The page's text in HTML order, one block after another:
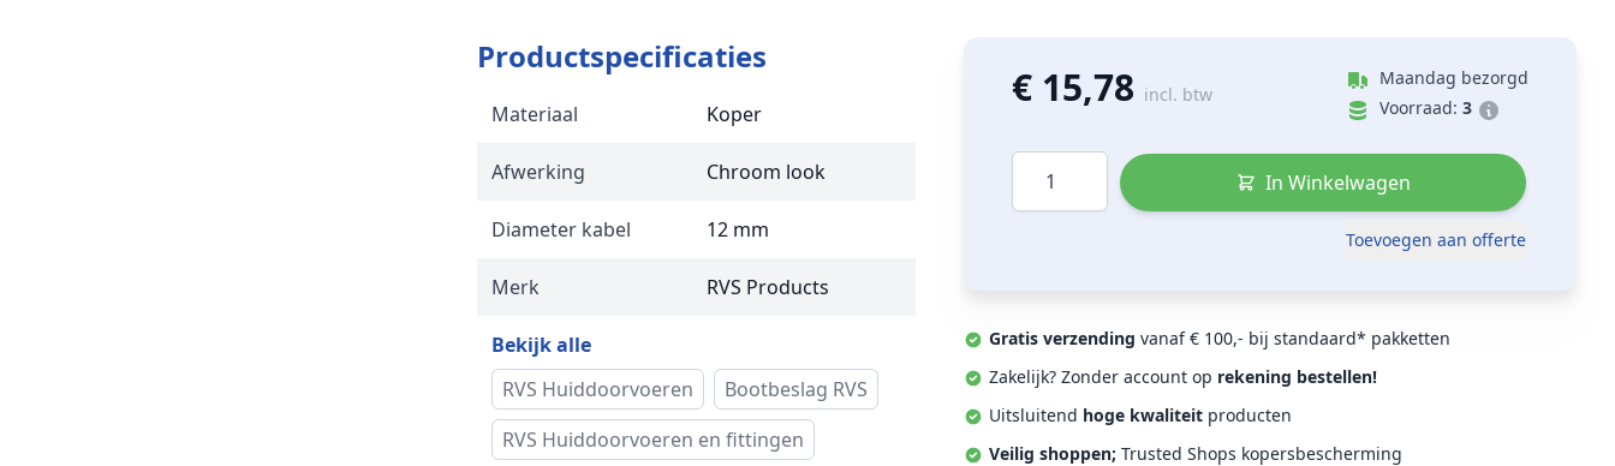
Productspecificaties
Materiaal Koper
Afwerking Chroom look
Diameter kabel 12 mm
Merk RVS Products
Bekijk alle
RVS Huiddoorvoeren
Bootbeslag RVS
RVS Huiddoorvoeren en fittingen
€ 15,78 incl. btw
Maandag bezorgd
Voorraad: 3
Aantal
In Winkelwagen
Toevoegen aan offerte
Gratis verzending vanaf € 100,- bij standaard* pakketten
Zakelijk? Zonder account op rekening bestellen!
Uitsluitend hoge kwaliteit producten
Veilig shoppen; Trusted Shops kopersbescherming